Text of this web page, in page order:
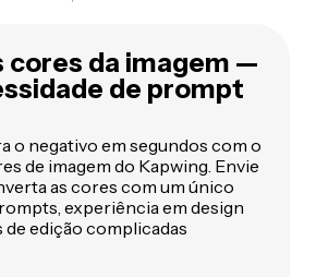
cores da imagem —
de prompt
o negativo em segundos com o
de imagem do Kapwing. Envie
as cores com um único
experiência em design
edição complicadas